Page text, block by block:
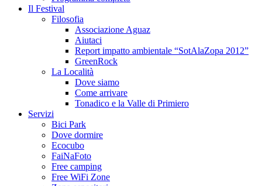
Il Festival
Filosofia
Associazione Aguaz
Aiutaci
Report impatto ambientale “SotAlaZopa 2012”
GreenRock
La Località
Dove siamo
Come arrivare
Tonadico e la Valle di Primiero
Servizi
Bici Park
Dove dormire
Ecocubo
FaiNaFoto
Free camping
Free WiFi Zone